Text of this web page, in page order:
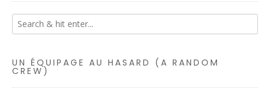
UN ÉQUIPAGE AU HASARD (A RANDOM
CREW)